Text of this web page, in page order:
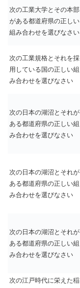
次の工業大学とその本部
がある都道府県の正しい
組み合わせを選びなさい
次の工業規格とそれを採
用している国の正しい組
み合わせを選びなさい
次の日本の湖沼とそれが
ある都道府県の正しい組
み合わせを選びなさい
次の日本の湖沼とそれが
ある都道府県の正しい組
み合わせを選びなさい
次の日本の湖沼とそれが
ある都道府県の正しい組
み合わせを選びなさい
次の江戸時代に栄えた稲